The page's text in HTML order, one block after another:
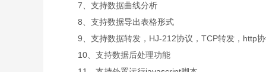
7、支持数据曲线分析
8、支持数据导出表格形式
9、支持数据转发，HJ-212协议，TCP转发，http协
10、支持数据后处理功能